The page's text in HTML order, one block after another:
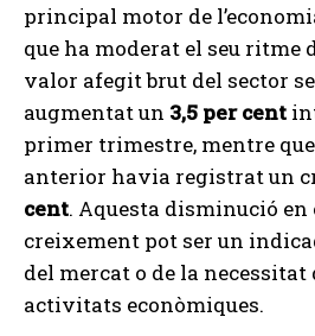
principal motor de
que ha moderat el seu ritme
valor afegit brut del sector
augmentat un 3,5 per cent
primer trimestre, mentre
anterior havia registrat un
cent. Aquesta disminució
creixement pot ser un
del mercat o de la
activitats econòmiques.